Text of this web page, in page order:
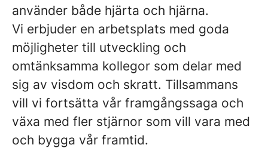
använder både hjärta och hjärna.
Vi erbjuder en arbetsplats med goda
möjligheter till utveckling och
omtänksamma kollegor som delar med
sig av visdom och skratt. Tillsammans
vill vi fortsätta vår framgångssaga och
växa med fler stjärnor som vill vara med
och bygga vår framtid.